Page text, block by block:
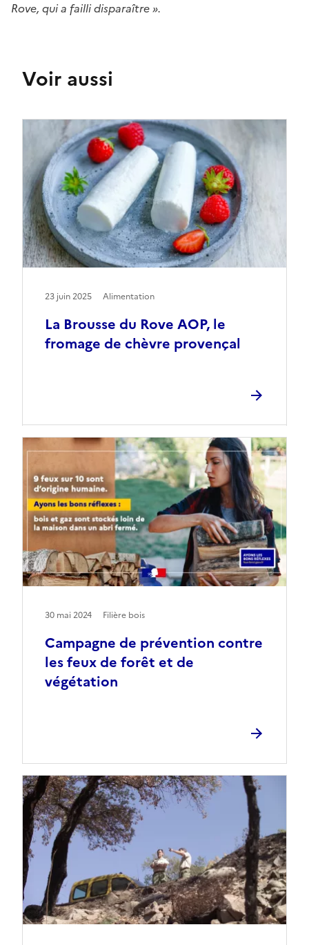
Rove, qui a failli disparaître ».
Voir aussi
La Brousse du Rove AOP, le
fromage de chèvre provençal
23 juin 2025 Alimentation
Campagne de prévention contre
les feux de forêt et de
végétation
30 mai 2024 Filière bois